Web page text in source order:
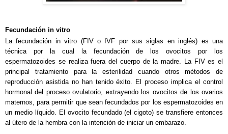
Fecundación in vitro
La fecundación in vitro (FIV o IVF por sus siglas en inglés) es una
técnica por la cual la fecundación de los ovocitos por los
espermatozoides se realiza fuera del cuerpo de la madre. La FIV es el
principal tratamiento para la esterilidad cuando otros métodos de
reproducción asistida no han tenido éxito. El proceso implica el control
hormonal del proceso ovulatorio, extrayendo los ovocitos de los ovarios
maternos, para permitir que sean fecundados por los espermatozoides en
un medio líquido. El ovocito fecundado (el cigoto) se transfiere entonces
al útero de la hembra con la intención de iniciar un embarazo.